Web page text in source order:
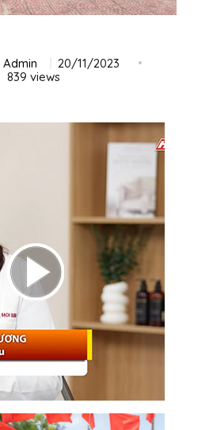
Admin
20/11/2023
839 views